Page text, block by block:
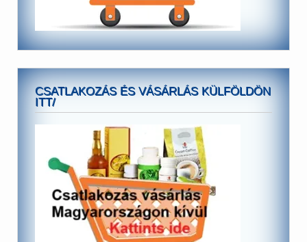
CSATLAKOZÁS ÉS VÁSÁRLÁS KÜLFÖLDÖN
ITT/